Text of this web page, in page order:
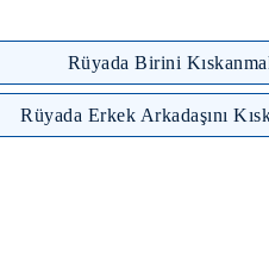
Rüyada Birini
Rüyada Erkek Arkadaşını